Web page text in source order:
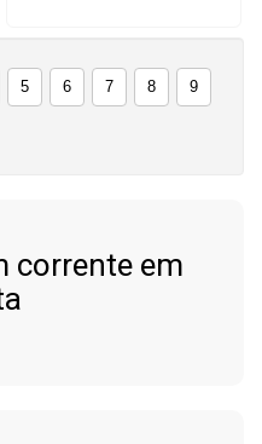
5 6 7 8 9
corrente em